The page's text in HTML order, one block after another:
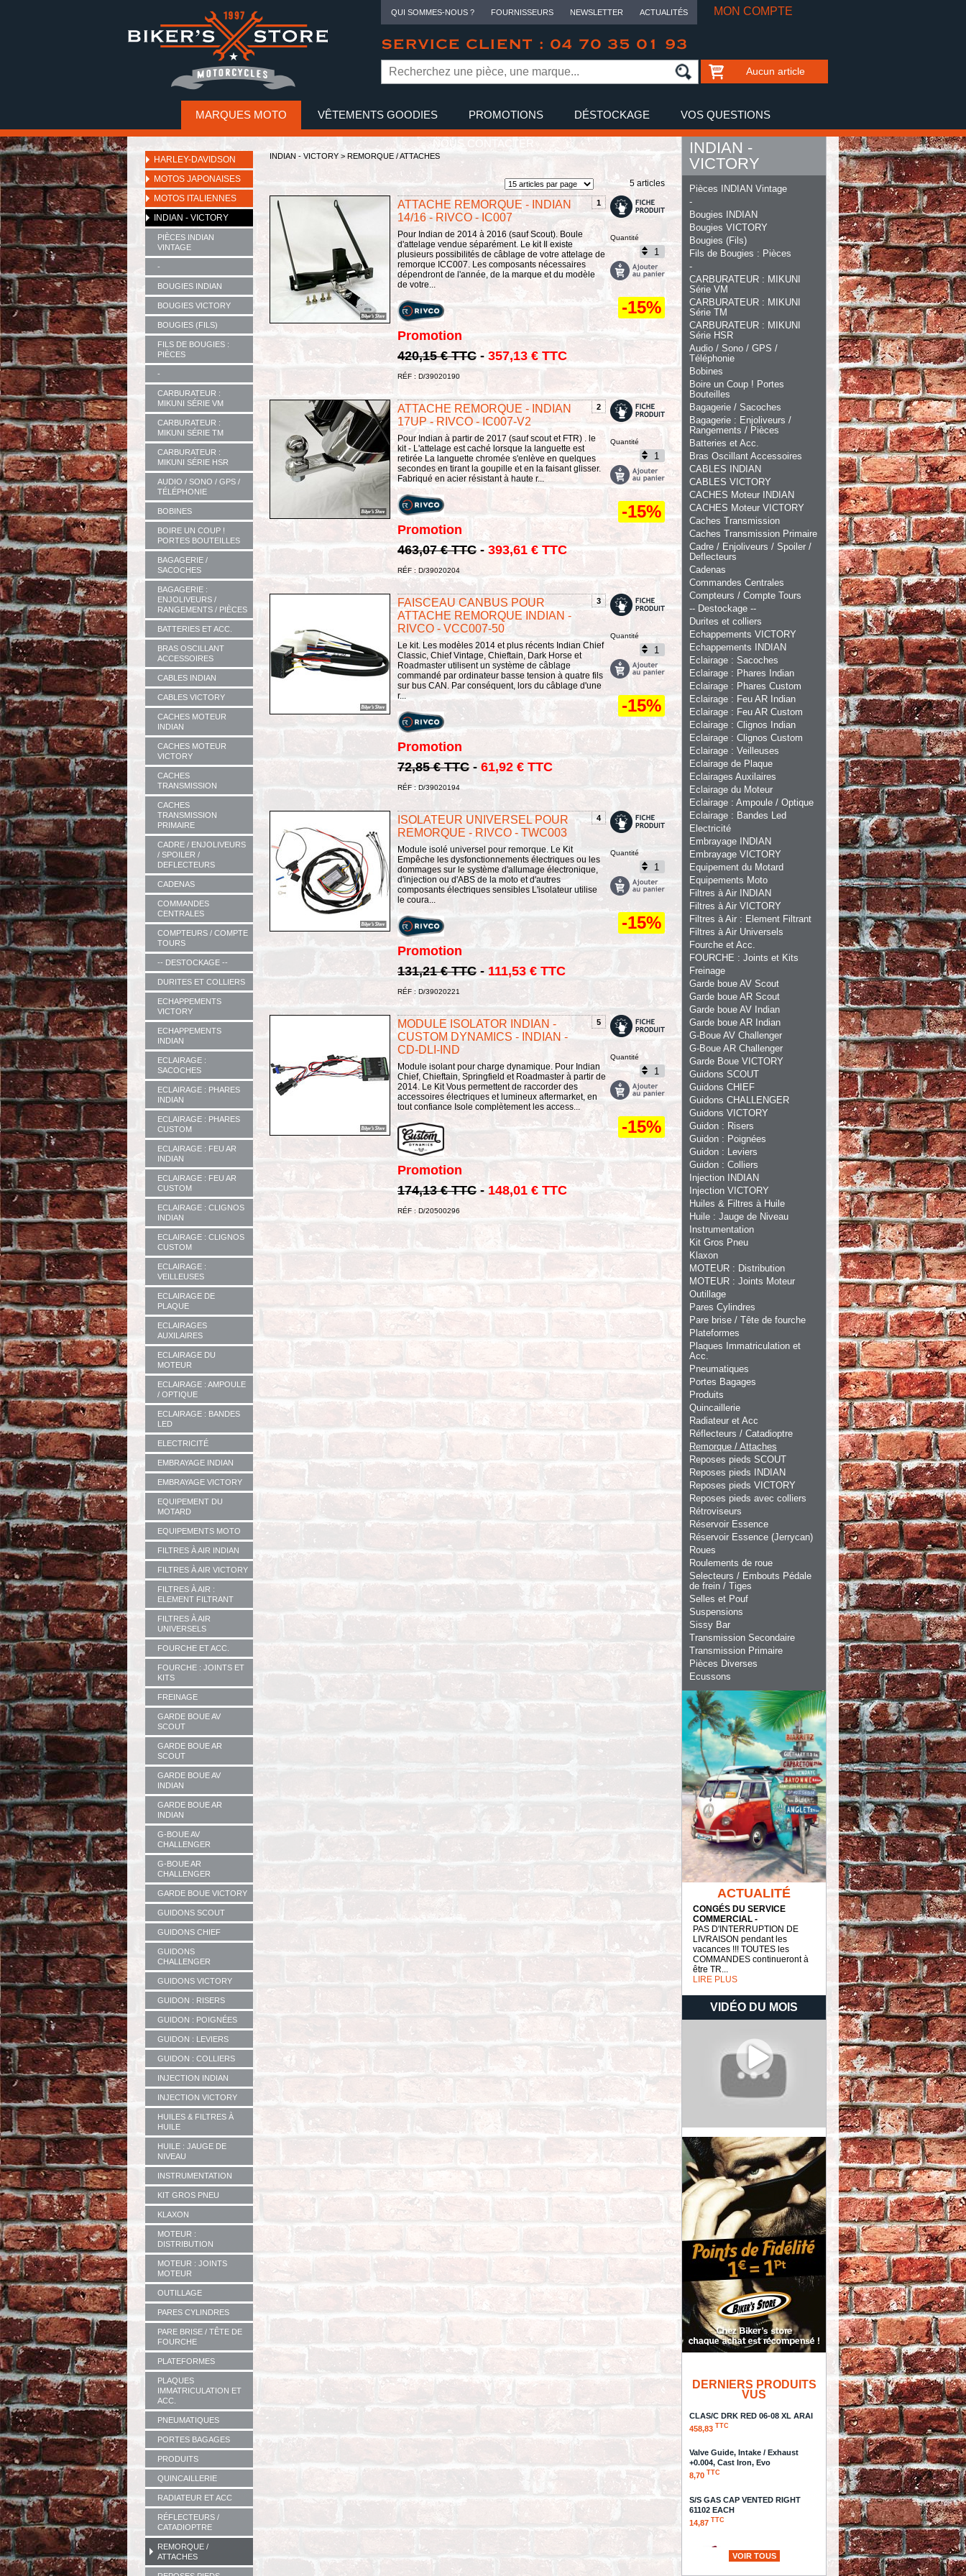
QUI SOMMES-NOUS ? FOURNISSEURS NEWSLETTER ACTUALITÉS MON COMPTE
SERVICE CLIENT : 04 70 35 01 93
Aucun article
MARQUES MOTO VÊTEMENTS GOODIES PROMOTIONS DÉSTOCKAGE VOS QUESTIONS
NOUS CONTACTER
HARLEY-DAVIDSON
MOTOS JAPONAISES
MOTOS ITALIENNES
INDIAN - VICTORY
PIÈCES INDIAN
VINTAGE
-
BOUGIES INDIAN
BOUGIES VICTORY
BOUGIES (FILS)
FILS DE BOUGIES :
PIÈCES
-
CARBURATEUR :
MIKUNI SÉRIE VM
CARBURATEUR :
MIKUNI SÉRIE TM
CARBURATEUR :
MIKUNI SÉRIE HSR
AUDIO / SONO / GPS /
TÉLÉPHONIE
BOBINES
BOIRE UN COUP !
PORTES BOUTEILLES
BAGAGERIE /
SACOCHES
BAGAGERIE :
ENJOLIVEURS /
RANGEMENTS / PIÈCES
BATTERIES ET ACC.
BRAS OSCILLANT
ACCESSOIRES
CABLES INDIAN
CABLES VICTORY
CACHES MOTEUR
INDIAN
CACHES MOTEUR
VICTORY
CACHES
TRANSMISSION
CACHES
TRANSMISSION
PRIMAIRE
CADRE / ENJOLIVEURS
/ SPOILER /
DEFLECTEURS
CADENAS
COMMANDES
CENTRALES
COMPTEURS / COMPTE
TOURS
-- DESTOCKAGE --
DURITES ET COLLIERS
ECHAPPEMENTS
VICTORY
ECHAPPEMENTS
INDIAN
ECLAIRAGE :
SACOCHES
ECLAIRAGE : PHARES
INDIAN
ECLAIRAGE : PHARES
CUSTOM
ECLAIRAGE : FEU AR
INDIAN
ECLAIRAGE : FEU AR
CUSTOM
ECLAIRAGE : CLIGNOS
INDIAN
ECLAIRAGE : CLIGNOS
CUSTOM
ECLAIRAGE :
VEILLEUSES
ECLAIRAGE DE
PLAQUE
ECLAIRAGES
AUXILAIRES
ECLAIRAGE DU
MOTEUR
ECLAIRAGE : AMPOULE
/ OPTIQUE
ECLAIRAGE : BANDES
LED
ELECTRICITÉ
EMBRAYAGE INDIAN
EMBRAYAGE VICTORY
EQUIPEMENT DU
MOTARD
EQUIPEMENTS MOTO
FILTRES À AIR INDIAN
FILTRES À AIR VICTORY
FILTRES À AIR :
ELEMENT FILTRANT
FILTRES À AIR
UNIVERSELS
FOURCHE ET ACC.
FOURCHE : JOINTS ET
KITS
FREINAGE
GARDE BOUE AV
SCOUT
GARDE BOUE AR
SCOUT
GARDE BOUE AV
INDIAN
GARDE BOUE AR
INDIAN
G-BOUE AV
CHALLENGER
G-BOUE AR
CHALLENGER
GARDE BOUE VICTORY
GUIDONS SCOUT
GUIDONS CHIEF
GUIDONS
CHALLENGER
GUIDONS VICTORY
GUIDON : RISERS
GUIDON : POIGNÉES
GUIDON : LEVIERS
GUIDON : COLLIERS
INJECTION INDIAN
INJECTION VICTORY
HUILES & FILTRES À
HUILE
HUILE : JAUGE DE
NIVEAU
INSTRUMENTATION
KIT GROS PNEU
KLAXON
MOTEUR :
DISTRIBUTION
MOTEUR : JOINTS
MOTEUR
OUTILLAGE
PARES CYLINDRES
PARE BRISE / TÊTE DE
FOURCHE
PLATEFORMES
PLAQUES
IMMATRICULATION ET
ACC.
PNEUMATIQUES
PORTES BAGAGES
PRODUITS
QUINCAILLERIE
RADIATEUR ET ACC
RÉFLECTEURS /
CATADIOPTRE
REMORQUE /
ATTACHES
INDIAN - VICTORY > REMORQUE / ATTACHES
5 articles
1
ATTACHE REMORQUE - INDIAN
14/16 - RIVCO - IC007
Pour Indian de 2014 à 2016 (sauf Scout). Boule
d'attelage vendue séparément. Le kit Il existe
plusieurs possibilités de câblage de votre attelage de
remorque ICC007. Les composants nécessaires
dépendront de l'année, de la marque et du modèle
de votre...
Promotion
420,15 € TTC - 357,13 € TTC
RÉF : D/39020190
Quantité
-15%
2
ATTACHE REMORQUE - INDIAN
17UP - RIVCO - IC007-V2
Pour Indian à partir de 2017 (sauf scout et FTR) . le
kit - L'attelage est caché lorsque la languette est
retirée La languette chromée s'enlève en quelques
secondes en tirant la goupille et en la faisant glisser.
Fabriqué en acier résistant à haute r...
Promotion
463,07 € TTC - 393,61 € TTC
RÉF : D/39020204
Quantité
-15%
3
FAISCEAU CANBUS POUR
ATTACHE REMORQUE INDIAN -
RIVCO - VCC007-50
Le kit. Les modèles 2014 et plus récents Indian Chief
Classic, Chief Vintage, Chieftain, Dark Horse et
Roadmaster utilisent un système de câblage
commandé par ordinateur basse tension à quatre fils
sur bus CAN. Par conséquent, lors du câblage d'une
r...
Promotion
72,85 € TTC - 61,92 € TTC
RÉF : D/39020194
Quantité
-15%
4
ISOLATEUR UNIVERSEL POUR
REMORQUE - RIVCO - TWC003
Module isolé universel pour remorque. Le Kit
Empêche les dysfonctionnements électriques ou les
dommages sur le système d'allumage électronique,
d'injection ou d'ABS de la moto et d'autres
composants électriques sensibles L'isolateur utilise
le coura...
Promotion
131,21 € TTC - 111,53 € TTC
RÉF : D/39020221
Quantité
-15%
5
MODULE ISOLATOR INDIAN -
CUSTOM DYNAMICS - INDIAN -
CD-DLI-IND
Module isolant pour charge dynamique. Pour Indian
Chief, Chieftain, Springfield et Roadmaster à partir de
2014. Le Kit Vous permettent de raccorder des
accessoires électriques et lumineux aftermarket, en
tout confiance Isole complètement les access...
Promotion
174,13 € TTC- 148,01 € TTC
RÉF : D/20500296
Quantité
-15%
INDIAN -
VICTORY
Pièces INDIAN Vintage
-
Bougies INDIAN
Bougies VICTORY
Bougies (Fils)
Fils de Bougies : Pièces
-
CARBURATEUR : MIKUNI
Série VM
CARBURATEUR : MIKUNI
Série TM
CARBURATEUR : MIKUNI
Série HSR
Audio / Sono / GPS /
Téléphonie
Bobines
Boire un Coup ! Portes
Bouteilles
Bagagerie / Sacoches
Bagagerie : Enjoliveurs /
Rangements / Pièces
Batteries et Acc.
Bras Oscillant Accessoires
CABLES INDIAN
CABLES VICTORY
CACHES Moteur INDIAN
CACHES Moteur VICTORY
Caches Transmission
Caches Transmission Primaire
Cadre / Enjoliveurs / Spoiler /
Deflecteurs
Cadenas
Commandes Centrales
Compteurs / Compte Tours
-- Destockage --
Durites et colliers
Echappements VICTORY
Echappements INDIAN
Eclairage : Sacoches
Eclairage : Phares Indian
Eclairage : Phares Custom
Eclairage : Feu AR Indian
Eclairage : Feu AR Custom
Eclairage : Clignos Indian
Eclairage : Clignos Custom
Eclairage : Veilleuses
Eclairage de Plaque
Eclairages Auxilaires
Eclairage du Moteur
Eclairage : Ampoule / Optique
Eclairage : Bandes Led
Electricité
Embrayage INDIAN
Embrayage VICTORY
Equipement du Motard
Equipements Moto
Filtres à Air INDIAN
Filtres à Air VICTORY
Filtres à Air : Element Filtrant
Filtres à Air Universels
Fourche et Acc.
FOURCHE : Joints et Kits
Freinage
Garde boue AV Scout
Garde boue AR Scout
Garde boue AV Indian
Garde boue AR Indian
G-Boue AV Challenger
G-Boue AR Challenger
Garde Boue VICTORY
Guidons SCOUT
Guidons CHIEF
Guidons CHALLENGER
Guidons VICTORY
Guidon : Risers
Guidon : Poignées
Guidon : Leviers
Guidon : Colliers
Injection INDIAN
Injection VICTORY
Huiles & Filtres à Huile
Huile : Jauge de Niveau
Instrumentation
Kit Gros Pneu
Klaxon
MOTEUR : Distribution
MOTEUR : Joints Moteur
Outillage
Pares Cylindres
Pare brise / Tête de fourche
Plateformes
Plaques Immatriculation et
Acc.
Pneumatiques
Portes Bagages
Produits
Quincaillerie
Radiateur et Acc
Réflecteurs / Catadioptre
Remorque / Attaches
Reposes pieds SCOUT
Reposes pieds INDIAN
Reposes pieds VICTORY
Reposes pieds avec colliers
Rétroviseurs
Réservoir Essence
Réservoir Essence (Jerrycan)
Roues
Roulements de roue
Selecteurs / Embouts Pédale
de frein / Tiges
Selles et Pouf
Suspensions
Sissy Bar
Transmission Secondaire
Transmission Primaire
Pièces Diverses
Ecussons
ACTUALITÉ
CONGÉS DU SERVICE
COMMERCIAL -
PAS D'INTERRUPTION DE
LIVRAISON pendant les
vacances !!! TOUTES les
COMMANDES continueront à
être TR...
LIRE PLUS
VIDÉO DU MOIS
DERNIERS PRODUITS
VUS
CLAS/C DRK RED 06-08 XL ARAI
458,83 TTC
Valve Guide, Intake / Exhaust
+0.004, Cast Iron, Evo
8,70 TTC
S/S GAS CAP VENTED RIGHT
61102 EACH
14,87 TTC
FILS DE BOUGIES -
VOIR TOUS